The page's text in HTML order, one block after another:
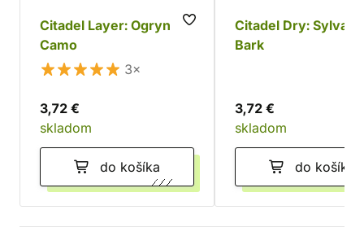
Citadel Layer: Ogryn
Camo
3×
3,72 €
skladom
do košíka
Citadel Dry:
Bark
3,72 €
skladom
do košíka